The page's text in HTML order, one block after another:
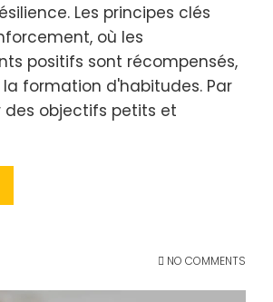
Les principes clés
où les
positifs sont récompensés,
formation d'habitudes. Par
des objectifs petits et
NO COMMENTS